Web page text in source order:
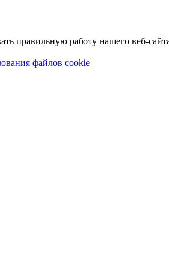
правильную работу нашего веб-
файлов cookie